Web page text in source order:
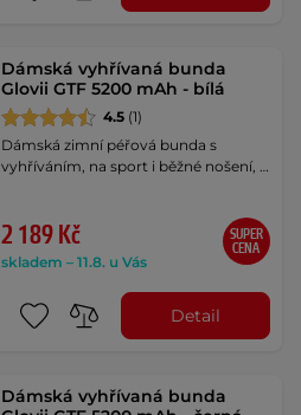
Dámská vyhřívaná bunda
Glovii GTF 5200 mAh - bílá
4.5 (1)
Dámská zimní péřová bunda s
vyhříváním, na sport i běžné nošení, …
2 189 Kč
skladem – 11.8. u Vás
SUPER
CENA
Detail
Dámská vyhřívaná bunda